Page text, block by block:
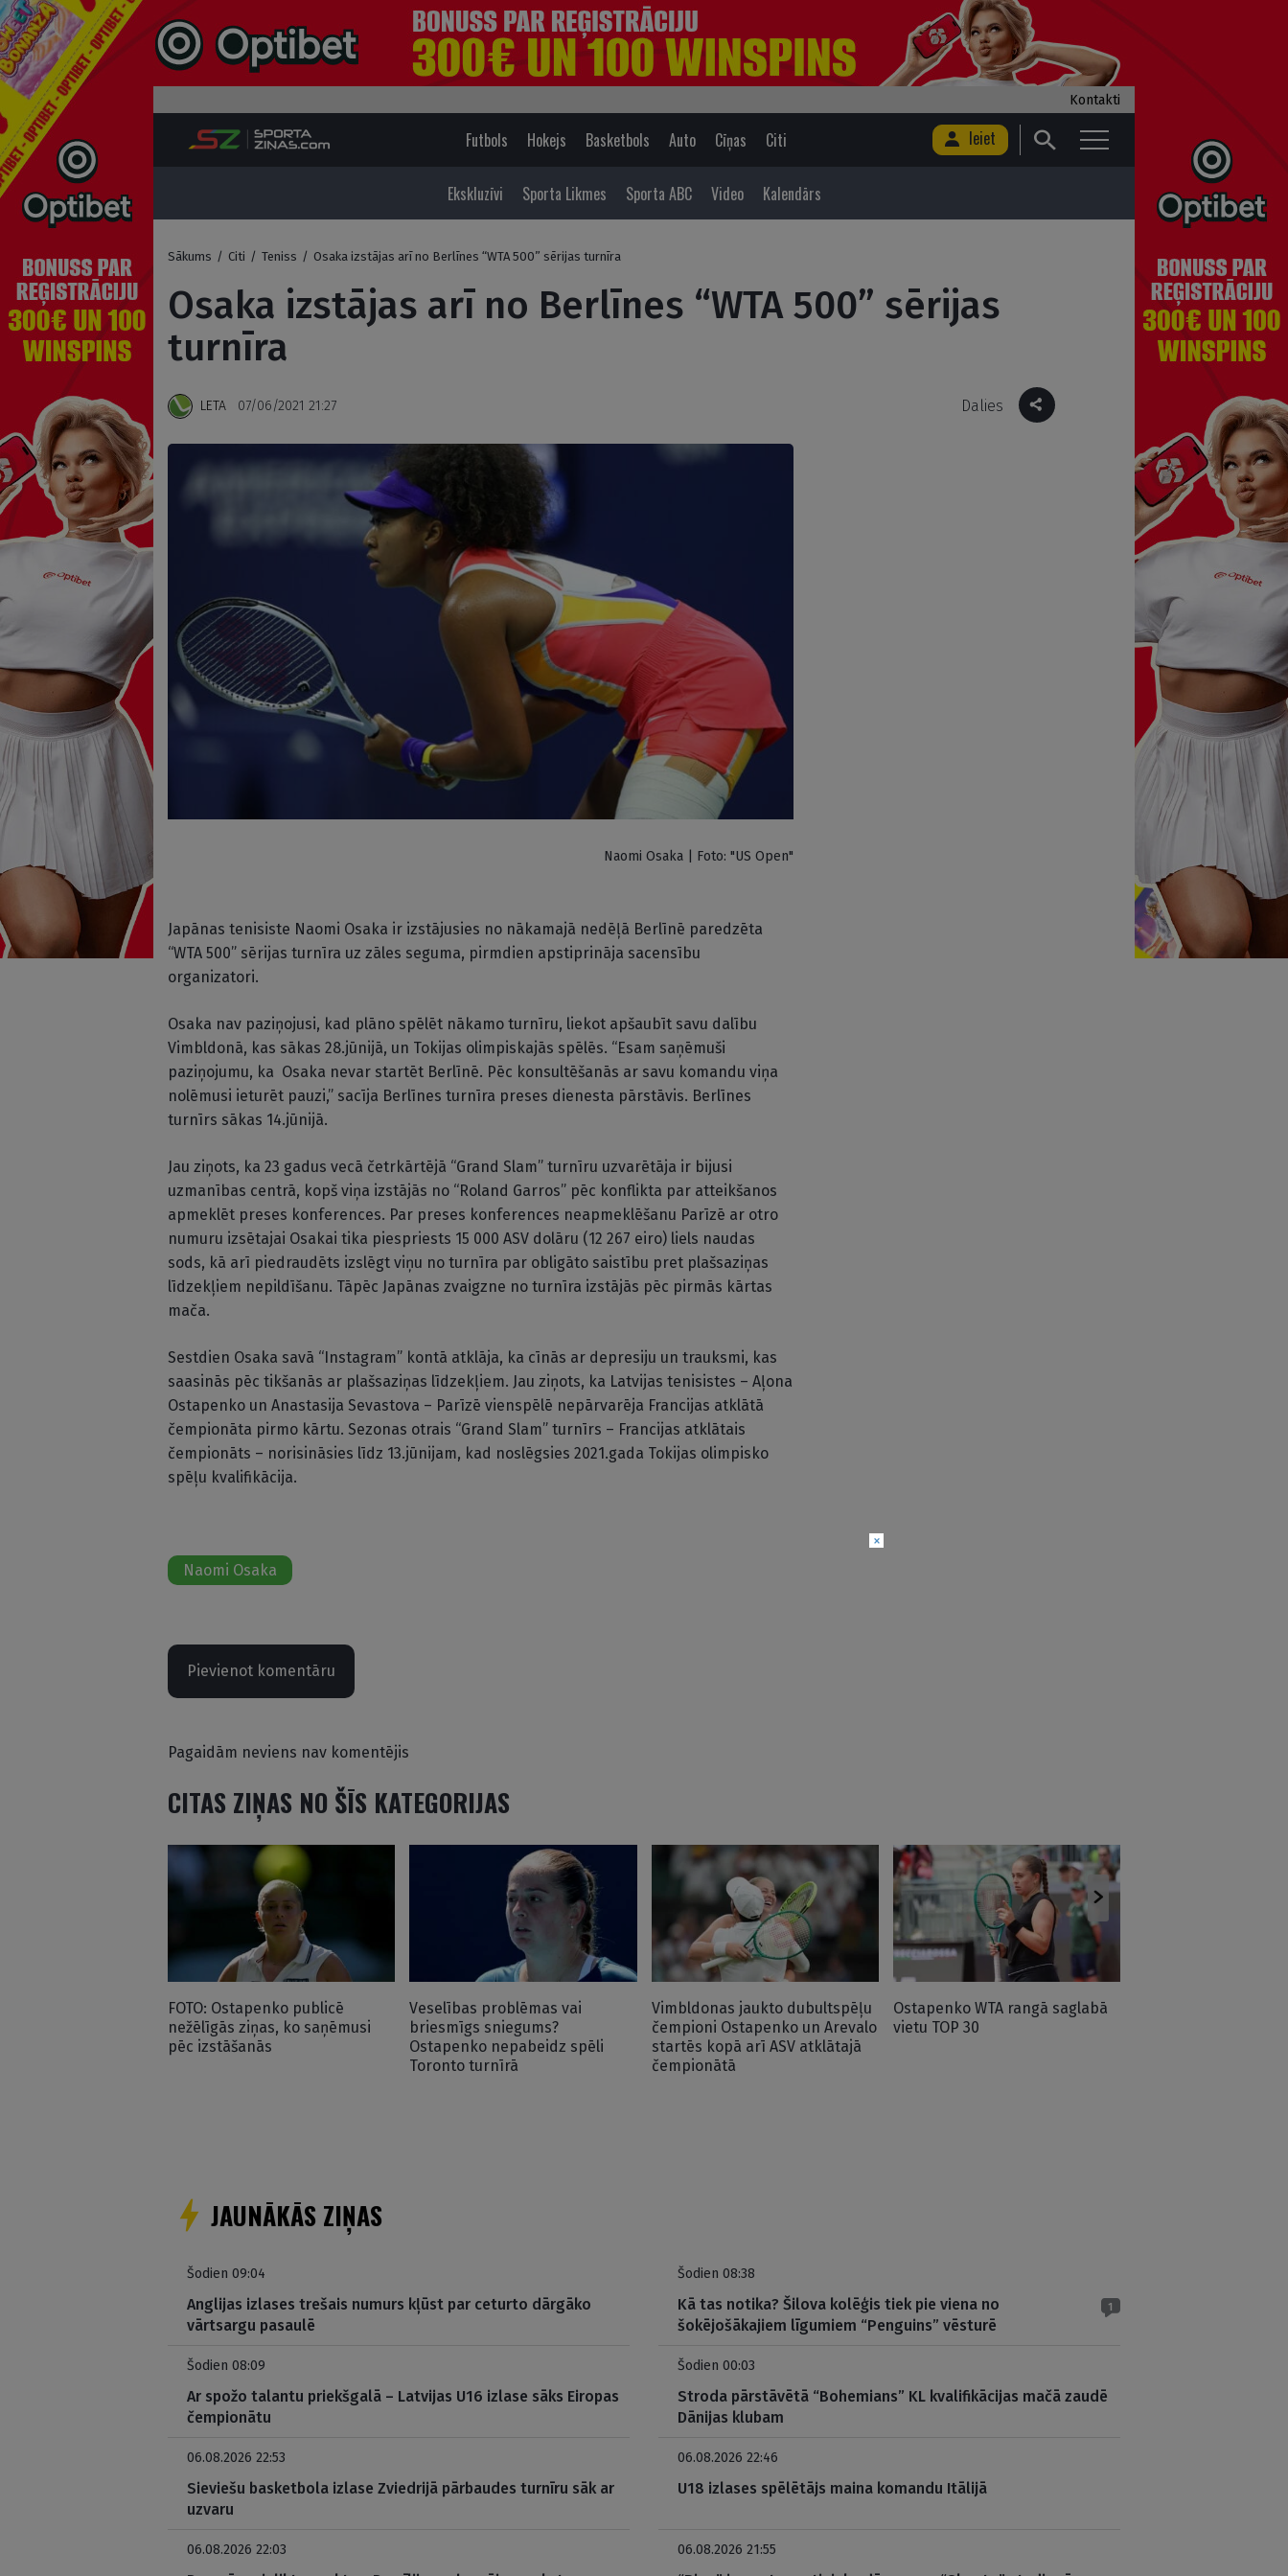
Kontakti
Futbols Hokejs Basketbols Auto Cīņas Citi Ieiet
Ekskluzīvi Sporta Likmes Sporta ABC Video Kalendārs
Sākums / Citi / Teniss / Osaka izstājas arī no Berlīnes “WTA 500” sērijas turnīra
Osaka izstājas arī no Berlīnes “WTA 500” sērijas
turnīra
LETA 07/06/2021 21:27 Dalies
Naomi Osaka | Foto: "US Open"
Japānas tenisiste Naomi Osaka ir izstājusies no nākamajā nedēļā Berlīnē paredzēta
“WTA 500” sērijas turnīra uz zāles seguma, pirmdien apstiprināja sacensību
organizatori.
Osaka nav paziņojusi, kad plāno spēlēt nākamo turnīru, liekot apšaubīt savu dalību
Vimbldonā, kas sākas 28.jūnijā, un Tokijas olimpiskajās spēlēs. “Esam saņēmuši
paziņojumu, ka Osaka nevar startēt Berlīnē. Pēc konsultēšanās ar savu komandu viņa
nolēmusi ieturēt pauzi,” sacīja Berlīnes turnīra preses dienesta pārstāvis. Berlīnes
turnīrs sākas 14.jūnijā.
Jau ziņots, ka 23 gadus vecā četrkārtējā “Grand Slam” turnīru uzvarētāja ir bijusi
uzmanības centrā, kopš viņa izstājās no “Roland Garros” pēc konflikta par atteikšanos
apmeklēt preses konferences. Par preses konferences neapmeklēšanu Parīzē ar otro
numuru izsētajai Osakai tika piespriests 15 000 ASV dolāru (12 267 eiro) liels naudas
sods, kā arī piedraudēts izslēgt viņu no turnīra par obligāto saistību pret plašsaziņas
līdzekļiem nepildīšanu. Tāpēc Japānas zvaigzne no turnīra izstājās pēc pirmās kārtas
mača.
Sestdien Osaka savā “Instagram” kontā atklāja, ka cīnās ar depresiju un trauksmi, kas
saasinās pēc tikšanās ar plašsaziņas līdzekļiem. Jau ziņots, ka Latvijas tenisistes – Aļona
Ostapenko un Anastasija Sevastova – Parīzē vienspēlē nepārvarēja Francijas atklātā
čempionāta pirmo kārtu. Sezonas otrais “Grand Slam” turnīrs – Francijas atklātais
čempionāts – norisināsies līdz 13.jūnijam, kad noslēgsies 2021.gada Tokijas olimpisko
spēļu kvalifikācija.
Naomi Osaka
Pievienot komentāru
Pagaidām neviens nav komentējis
CITAS ZIŅAS NO ŠĪS KATEGORIJAS
FOTO: Ostapenko publicē
nežēlīgās ziņas, ko saņēmusi
pēc izstāšanās
Veselības problēmas vai
briesmīgs sniegums?
Ostapenko nepabeidz spēli
Toronto turnīrā
Vimbldonas jaukto dubultspēļu
čempioni Ostapenko un Arevalo
startēs kopā arī ASV atklātajā
čempionātā
Ostapenko WTA rangā saglabā
vietu TOP 30
JAUNĀKĀS ZIŅAS
Šodien 09:04
Anglijas izlases trešais numurs kļūst par ceturto dārgāko
vārtsargu pasaulē
Šodien 08:38
Kā tas notika? Šilova kolēģis tiek pie viena no
šokējošākajiem līgumiem “Penguins” vēsturē
1
Šodien 08:09
Ar spožo talantu priekšgalā – Latvijas U16 izlase sāks Eiropas
čempionātu
Šodien 00:03
Stroda pārstāvētā “Bohemians” KL kvalifikācijas mačā zaudē
Dānijas klubam
06.08.2026 22:53
Sieviešu basketbola izlase Zviedrijā pārbaudes turnīru sāk ar
uzvaru
06.08.2026 22:46
U18 izlases spēlētājs maina komandu Itālijā
06.08.2026 22:03 06.08.2026 21:55